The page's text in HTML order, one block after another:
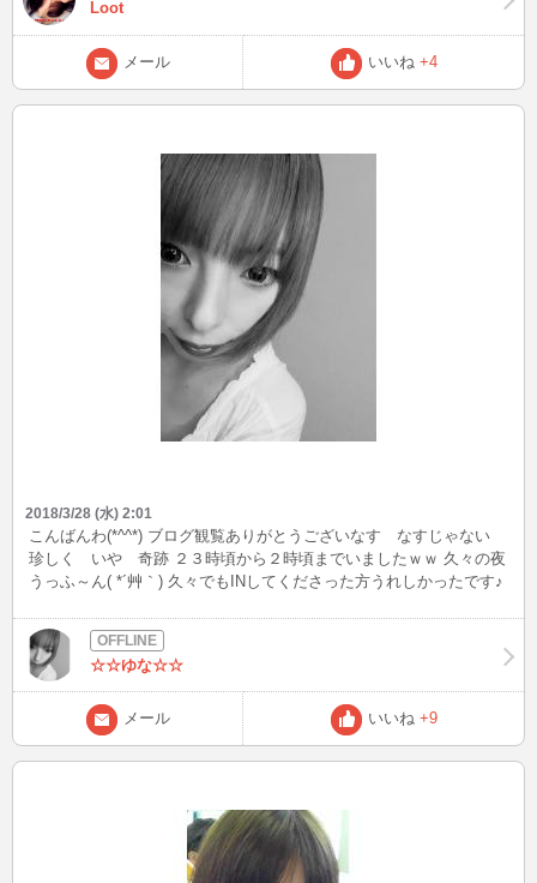
Loot
メール いいね +4
2018/3/28 (水) 2:01
こんばんわ(*^^*) ブログ観覧ありがとうございなす なすじゃない
珍しく いや 奇跡 ２３時頃から２時頃までいましたｗｗ 久々の夜
うっふ～ん( *´艸｀) 久々でもINしてくださった方うれしかったです♪
がすいたのでバナナでもたべようかな(*´Д｀) てへ おやすみなさい♪
☆☆ゆな☆☆
メール いいね +9